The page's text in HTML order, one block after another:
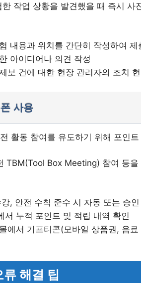
작업 상황을 발견했을 때 즉시 사
내용과 위치를 간단히 작성하여 제
아이디어나 의견 작성
보 건에 대한 현장 관리자의 조치
사용
활동 참여를 유도하기 위해 포인
TBM(Tool Box Meeting) 참여 등
, 안전 수칙 준수 시 자동 또는 승인
서 누적 포인트 및 적립 내역 확인
에서 기프티콘(모바일 상품권, 음
해결 팁